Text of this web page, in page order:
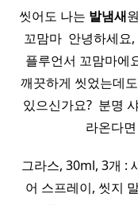
씻어도 나는 발냄새
꼬맘마 ​ 안녕하세요
플루언서 꼬맘마에
깨끗하게 씻었는데도
있으신가요? ​ 분명
라온다
그라스, 30ml, 3개 :
어 스프레이, 씻지